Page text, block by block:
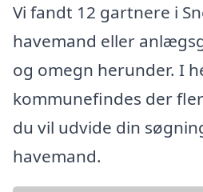
Vi fandt 12 gartnere i
havemand eller
og omegn herunder. I
kommunefindes der
du vil udvide din
havemand.